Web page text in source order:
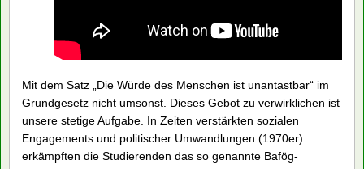
Mit dem Satz „Die Würde des Menschen ist unantastbar“ im
Grundgesetz nicht umsonst. Dieses Gebot zu verwirklichen ist
unsere stetige Aufgabe. In Zeiten verstärkten sozialen
Engagements und politischer Umwandlungen (1970er)
erkämpften die Studierenden das so genannte Bafög-